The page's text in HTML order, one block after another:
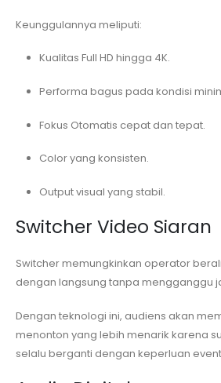
Keunggulannya meliputi:
Kualitas Full HD hingga 4K.
Performa bagus pada kondisi
Fokus Otomatis cepat dan tepat.
Color yang konsisten.
Output visual yang stabil.
Switcher Video Siaran
Switcher memungkinkan operator
dengan langsung tanpa mengganggu
Dengan teknologi ini, audiens akan
menonton yang lebih menarik karena
selalu berganti dengan keperluan